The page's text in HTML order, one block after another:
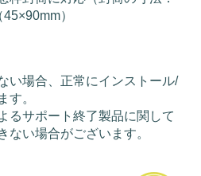
）
い場合、正常にインストール/
す。
るサポート終了製品に関して
ない場合がございます。